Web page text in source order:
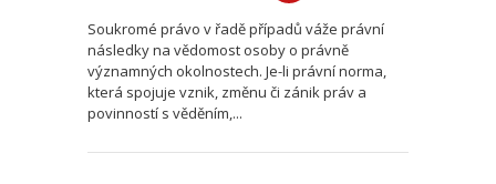
Soukromé právo v řadě případů váže právní
následky na vědomost osoby o právně
významných okolnostech. Je-li právní norma,
která spojuje vznik, změnu či zánik práv a
povinností s věděním,...